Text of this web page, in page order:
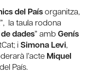
del Paísorganitza,
”, la taula rodona
dades” ambGenís
iSimona Levi,
l’acte Miquel
País.